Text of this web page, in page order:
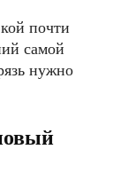
почти
самой
нужно